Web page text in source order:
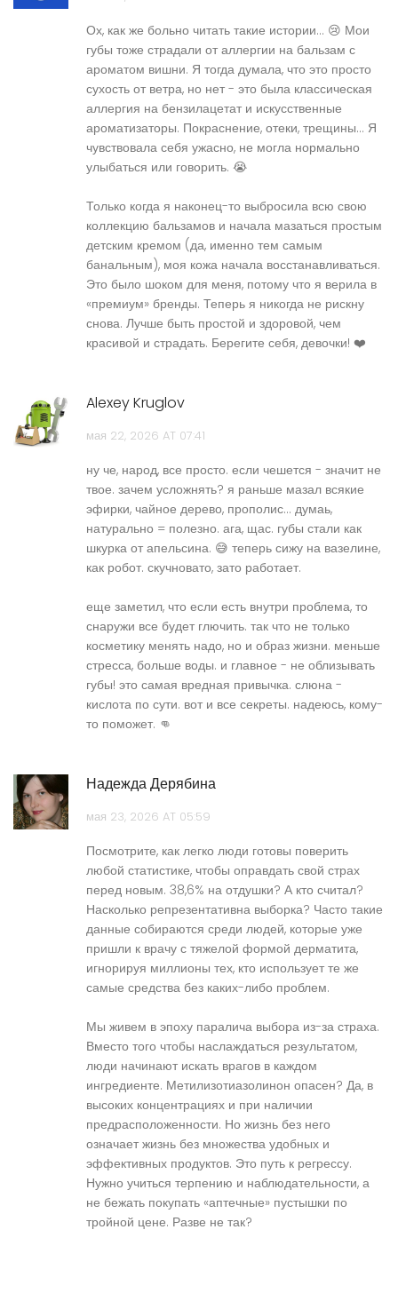
Ох, как же больно читать такие истории... 😢 Мои
губы тоже страдали от аллергии на бальзам с
ароматом вишни. Я тогда думала, что это просто
сухость от ветра, но нет - это была классическая
аллергия на бензилацетат и искусственные
ароматизаторы. Покраснение, отеки, трещины... Я
чувствовала себя ужасно, не могла нормально
улыбаться или говорить. 😭
Только когда я наконец-то выбросила всю свою
коллекцию бальзамов и начала мазаться простым
детским кремом (да, именно тем самым
банальным), моя кожа начала восстанавливаться.
Это было шоком для меня, потому что я верила в
«премиум» бренды. Теперь я никогда не рискну
снова. Лучше быть простой и здоровой, чем
красивой и страдать. Берегите себя, девочки! ❤️
Alexey Kruglov
мая 22, 2026 AT 07:41
ну че, народ, все просто. если чешется - значит не
твое. зачем усложнять? я раньше мазал всякие
эфирки, чайное дерево, прополис... думаь,
натурально = полезно. ага, щас. губы стали как
шкурка от апельсина. 😅 теперь сижу на вазелине,
как робот. скучновато, зато работает.
еще заметил, что если есть внутри проблема, то
снаружи все будет глючить. так что не только
косметику менять надо, но и образ жизни. меньше
стресса, больше воды. и главное - не облизывать
губы! это самая вредная привычка. слюна -
кислота по сути. вот и все секреты. надеюсь, кому-
то поможет. 👊
Надежда Дерябина
мая 23, 2026 AT 05:59
Посмотрите, как легко люди готовы поверить
любой статистике, чтобы оправдать свой страх
перед новым. 38,6% на отдушки? А кто считал?
Насколько репрезентативна выборка? Часто такие
данные собираются среди людей, которые уже
пришли к врачу с тяжелой формой дерматита,
игнорируя миллионы тех, кто использует те же
самые средства без каких-либо проблем.
Мы живем в эпоху паралича выбора из-за страха.
Вместо того чтобы наслаждаться результатом,
люди начинают искать врагов в каждом
ингредиенте. Метилизотиазолинон опасен? Да, в
высоких концентрациях и при наличии
предрасположенности. Но жизнь без него
означает жизнь без множества удобных и
эффективных продуктов. Это путь к регрессу.
Нужно учиться терпению и наблюдательности, а
не бежать покупать «аптечные» пустышки по
тройной цене. Разве не так?